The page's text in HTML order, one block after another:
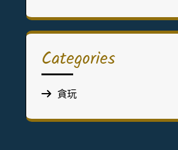
Categories
貪玩